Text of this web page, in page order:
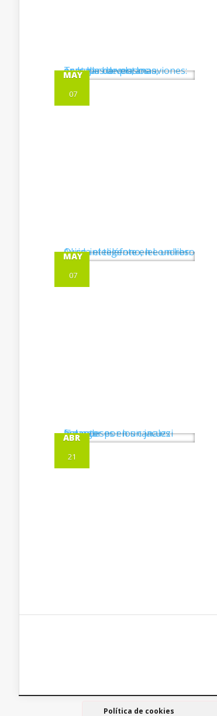
MAY
07
MAY
07
ABR
21
Política de cookies